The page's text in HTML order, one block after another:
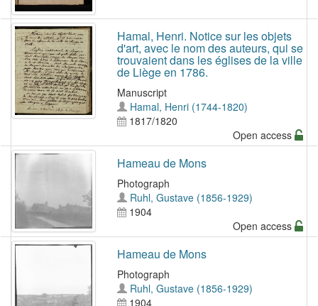
Hamal, Henri. Notice sur les objets
d'art, avec le nom des auteurs, qui se
trouvaient dans les églises de la ville
de Liège en 1786.
Manuscript
Hamal, Henri (1744-1820)
1817/1820
Open access
Hameau de Mons
Photograph
Ruhl, Gustave (1856-1929)
1904
Open access
Hameau de Mons
Photograph
Ruhl, Gustave (1856-1929)
1904